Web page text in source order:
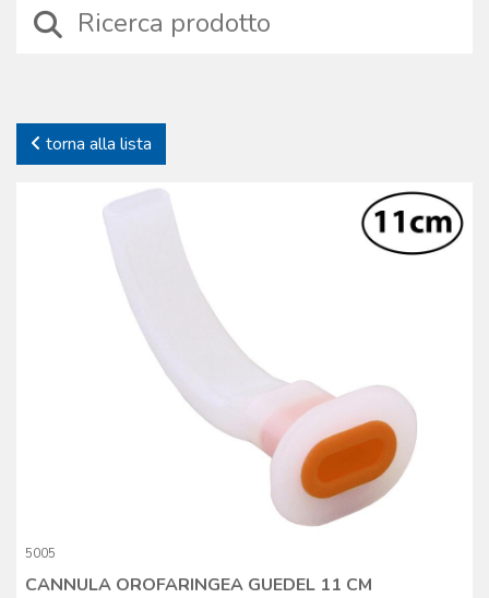
torna alla lista
5005
CANNULA OROFARINGEA GUEDEL 11 CM
specifica: sono stati selezionati dispositivi affidabili, sicuri e prodotti
prodotti garantiscono la piena affidabilità dei dispositivi. La
Boscarol si impegna nel supporto del cliente offrendo anche una
commercializzati.